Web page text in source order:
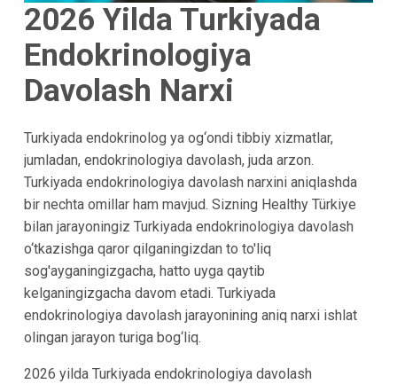
2026 Yilda Turkiyada
Endokrinologiya
Davolash Narxi
Turkiyada endokrinolog ya og‘ondi tibbiy xizmatlar,
jumladan, endokrinologiya davolash, juda arzon.
Turkiyada endokrinologiya davolash narxini aniqlashda
bir nechta omillar ham mavjud. Sizning Healthy Türkiye
bilan jarayoningiz Turkiyada endokrinologiya davolash
o‘tkazishga qaror qilganingizdan to to'liq
sog'ayganingizgacha, hatto uyga qaytib
kelganingizgacha davom etadi. Turkiyada
endokrinologiya davolash jarayonining aniq narxi ishlat
olingan jarayon turiga bog‘liq.
2026 yilda Turkiyada endokrinologiya davolash